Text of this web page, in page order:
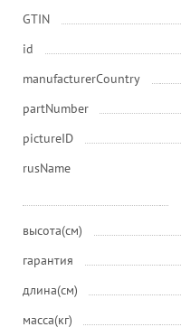
GTIN
id
manufacturerCountry
partNumber
pictureID
rusName
высота(см)
гарантия
длина(см)
масса(кг)